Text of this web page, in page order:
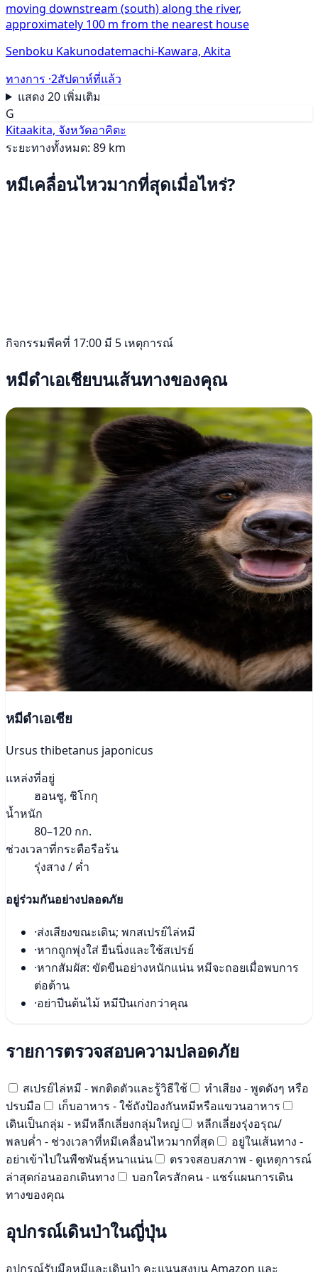
moving downstream (south) along the river,
approximately 100 m from the nearest house
Senboku Kakunodatemachi-Kawara, Akita
ทางการ ·2สัปดาห์ที่แล้ว
แสดง 20 เพิ่มเติม
G
Kitaakita, จังหวัดอาคิตะ
ระยะทางทั้งหมด: 89 km
หมีเคลื่อนไหวมากที่สุดเมื่อไหร่?
กิจกรรมพีคที่ 17:00 มี 5 เหตุการณ์
หมีดำเอเชียบนเส้นทางของคุณ
หมีดำเอเชีย
Ursus thibetanus japonicus
แหล่งที่อยู่
ฮอนชู, ชิโกกุ
น้ำหนัก
80–120 กก.
ช่วงเวลาที่กระตือรือร้น
รุ่งสาง / ค่ำ
อยู่ร่วมกันอย่างปลอดภัย
·ส่งเสียงขณะเดิน; พกสเปรย์ไล่หมี
·หากถูกพุ่งใส่ ยืนนิ่งและใช้สเปรย์
·หากสัมผัส: ขัดขืนอย่างหนักแน่น หมีจะถอยเมื่อพบการ
ต่อต้าน
·อย่าปีนต้นไม้ หมีปีนเก่งกว่าคุณ
รายการตรวจสอบความปลอดภัย
สเปรย์ไล่หมี - พกติดตัวและรู้วิธีใช้
ทำเสียง - พูดดังๆ หรือ
ปรบมือ
เก็บอาหาร - ใช้ถังป้องกันหมีหรือแขวนอาหาร
เดินเป็นกลุ่ม - หมีหลีกเลี่ยงกลุ่มใหญ่
หลีกเลี่ยงรุ่งอรุณ/
พลบค่ำ - ช่วงเวลาที่หมีเคลื่อนไหวมากที่สุด
อยู่ในเส้นทาง -
อย่าเข้าไปในพืชพันธุ์หนาแน่น
ตรวจสอบสภาพ - ดูเหตุการณ์
ล่าสุดก่อนออกเดินทาง
บอกใครสักคน - แชร์แผนการเดิน
ทางของคุณ
อุปกรณ์เดินป่าในญี่ปุ่น
อุปกรณ์รับมือหมีและเดินป่า คะแนนสูงบน Amazon และ